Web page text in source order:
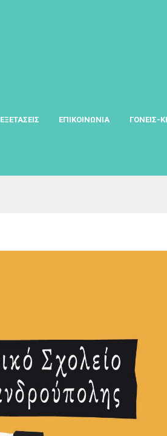
ΕΞΕΤΑΣΕΙΣ ΕΠΙΚΟΙΝΩΝΙΑ ΓΟΝΕΙΣ-